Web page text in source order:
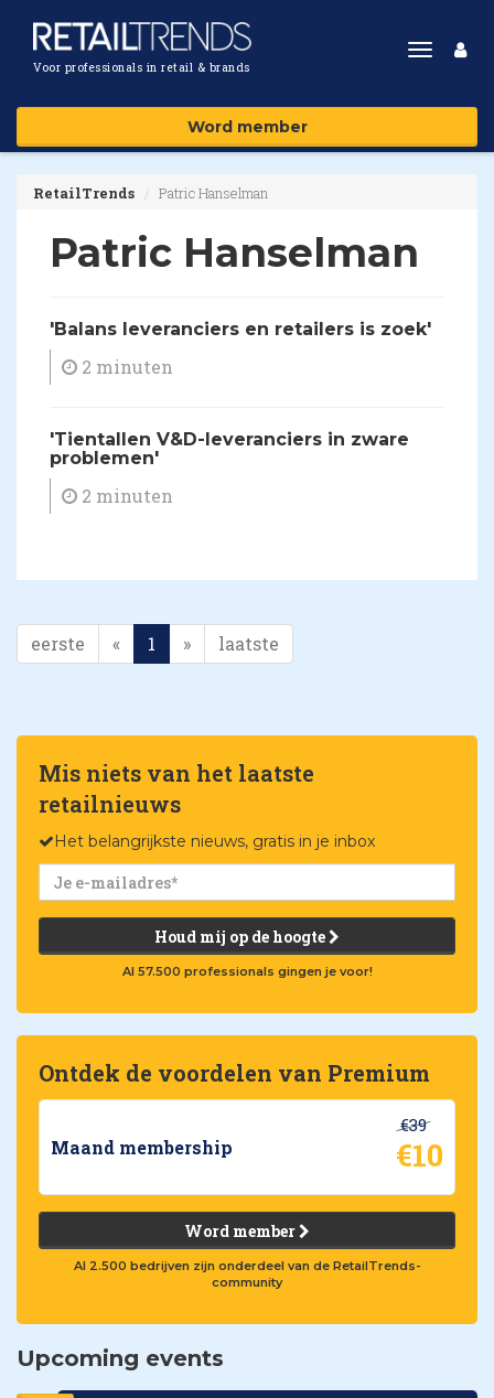
Voor professionals in retail & brands
Toggle
Word member
RetailTrends Patric Hanselman
Patric Hanselman
'Balans leveranciers en retailers is zoek'
2 minuten
'Tientallen V&D-leveranciers in zware
problemen'
2 minuten
eerste « 1 » laatste
Mis niets van het laatste
retailnieuws
Het belangrijkste nieuws, gratis in je inbox
Houd mij op de hoogte
Al 57.500 professionals gingen je voor!
Ontdek de voordelen van Premium
Maand membership
€39
€10
Word member
Al 2.500 bedrijven zijn onderdeel van de RetailTrends-
community
Upcoming events